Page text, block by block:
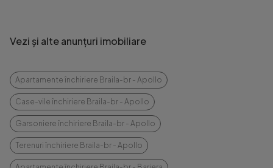
Vezi și alte anunțuri imobiliare
Apartamente închiriere Braila-br - Apollo
Case-vile închiriere Braila-br - Apollo
Garsoniere închiriere Braila-br - Apollo
Terenuri închiriere Braila-br - Apollo